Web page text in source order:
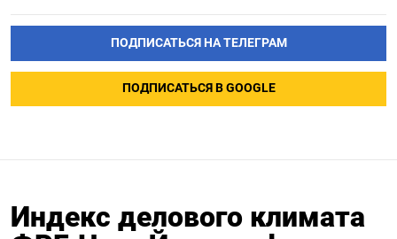
ПОДПИСАТЬСЯ НА ТЕЛЕГРАМ
ПОДПИСАТЬСЯ В GOOGLE
Индекс делового климата